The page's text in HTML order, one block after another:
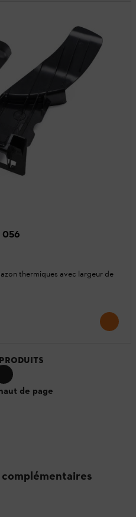
056
thermiques avec largeur de
PRODUITS
de page